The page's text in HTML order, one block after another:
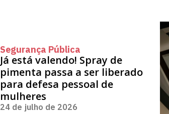
Segurança Pública
Já está valendo! Spray de
pimenta passa a ser liberado
para defesa pessoal de
mulheres
24 de julho de 2026